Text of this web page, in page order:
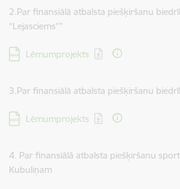
2.Par finansiālā atbalsta piešķiršanu
“Lejasciems””
Lejupielādēt:
Lēmumprojekts
3.Par finansiālā atbalsta piešķiršanu
Lejupielādēt:
Lēmumprojekts
4. Par finansiālā atbalsta piešķiršanu
Kubuliņam